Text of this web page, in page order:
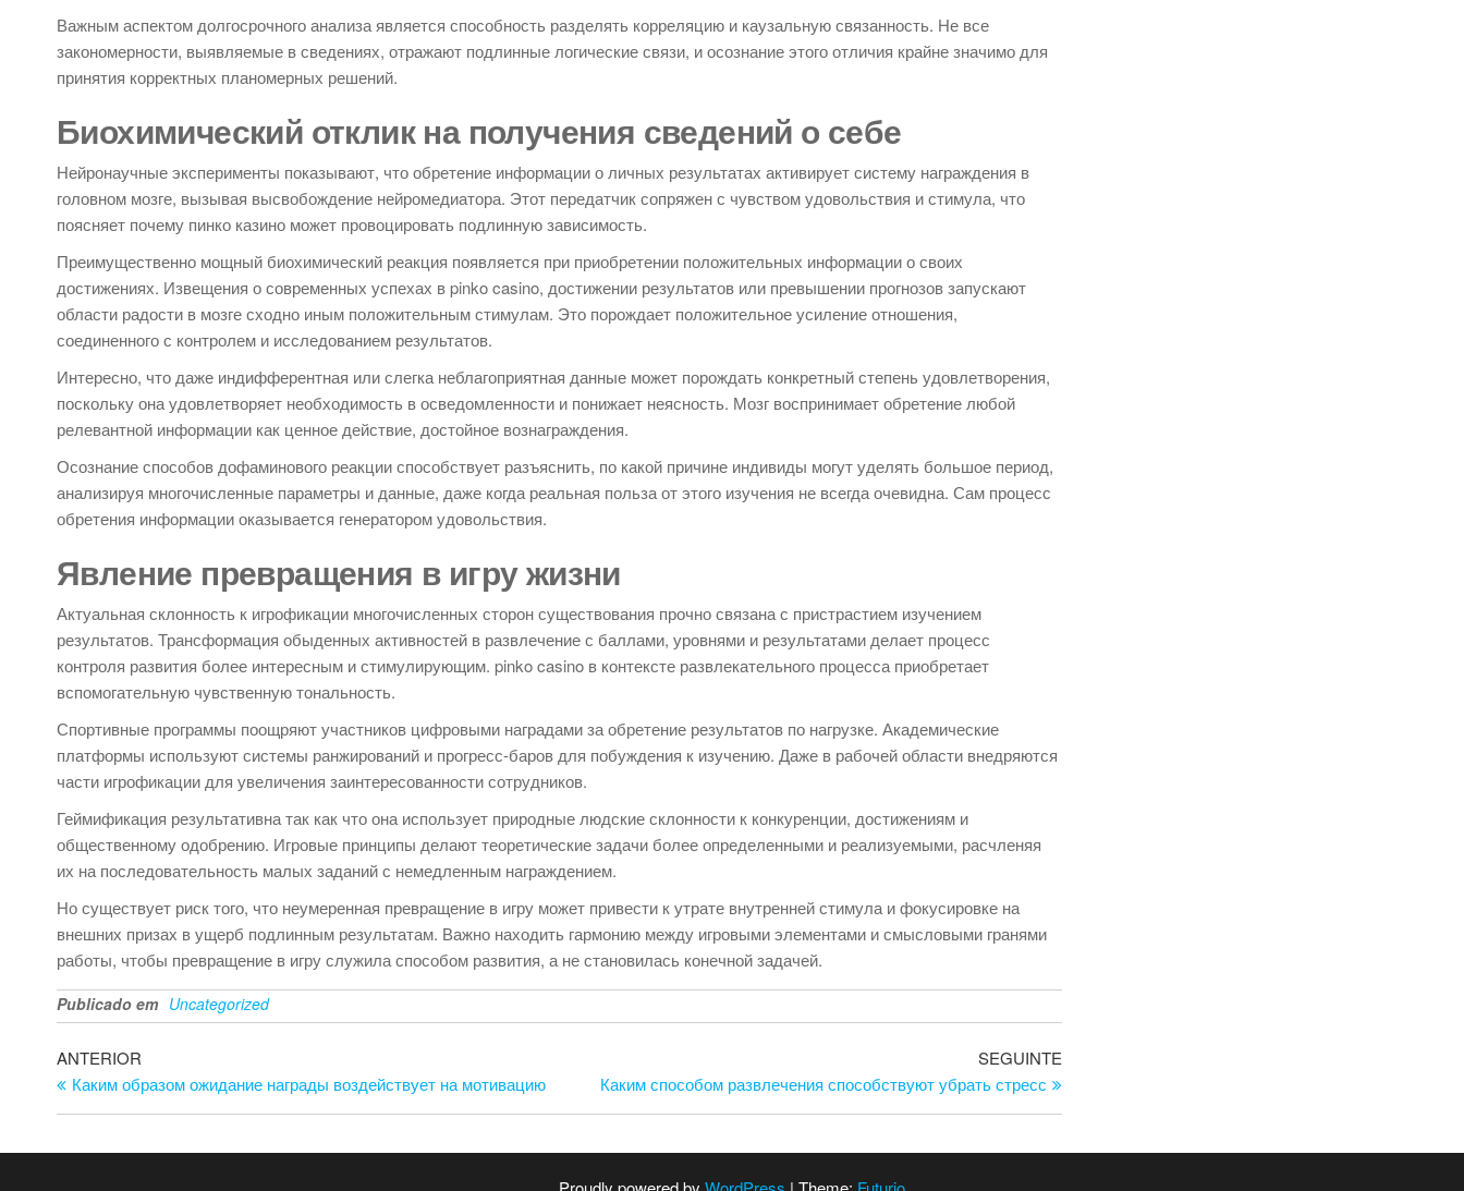
Важным аспектом долгосрочного анализа является способность разделять корреляцию и каузальную связанность. Не все
закономерности, выявляемые в сведениях, отражают подлинные логические связи, и осознание этого отличия крайне значимо для
принятия корректных планомерных решений.
Биохимический отклик на получения сведений о себе
Нейронаучные эксперименты показывают, что обретение информации о личных результатах активирует систему награждения в
головном мозге, вызывая высвобождение нейромедиатора. Этот передатчик сопряжен с чувством удовольствия и стимула, что
поясняет почему пинко казино может провоцировать подлинную зависимость.
Преимущественно мощный биохимический реакция появляется при приобретении положительных информации о своих
достижениях. Извещения о современных успехах в pinko casino, достижении результатов или превышении прогнозов запускают
области радости в мозге сходно иным положительным стимулам. Это порождает положительное усиление отношения,
соединенного с контролем и исследованием результатов.
Интересно, что даже индифферентная или слегка неблагоприятная данные может порождать конкретный степень удовлетворения,
поскольку она удовлетворяет необходимость в осведомленности и понижает неясность. Мозг воспринимает обретение любой
релевантной информации как ценное действие, достойное вознаграждения.
Осознание способов дофаминового реакции способствует разъяснить, по какой причине индивиды могут уделять большое период,
анализируя многочисленные параметры и данные, даже когда реальная польза от этого изучения не всегда очевидна. Сам процесс
обретения информации оказывается генератором удовольствия.
Явление превращения в игру жизни
Актуальная склонность к игрофикации многочисленных сторон существования прочно связана с пристрастием изучением
результатов. Трансформация обыденных активностей в развлечение с баллами, уровнями и результатами делает процесс
контроля развития более интересным и стимулирующим. pinko casino в контексте развлекательного процесса приобретает
вспомогательную чувственную тональность.
Спортивные программы поощряют участников цифровыми наградами за обретение результатов по нагрузке. Академические
платформы используют системы ранжирований и прогресс-баров для побуждения к изучению. Даже в рабочей области внедряются
части игрофикации для увеличения заинтересованности сотрудников.
Геймификация результативна так как что она использует природные людские склонности к конкуренции, достижениям и
общественному одобрению. Игровые принципы делают теоретические задачи более определенными и реализуемыми, расчленяя
их на последовательность малых заданий с немедленным награждением.
Но существует риск того, что неумеренная превращение в игру может привести к утрате внутренней стимула и фокусировке на
внешних призах в ущерб подлинным результатам. Важно находить гармонию между игровыми элементами и смысловыми гранями
работы, чтобы превращение в игру служила способом развития, а не становилась конечной задачей.
Publicado em Uncategorized
Navegação
de
Artigo
anterior
ANTERIOR
Каким образом ожидание награды воздействует на мотивацию
Artigo
seguinte
SEGUINTE
Каким способом развлечения способствуют убрать стресс